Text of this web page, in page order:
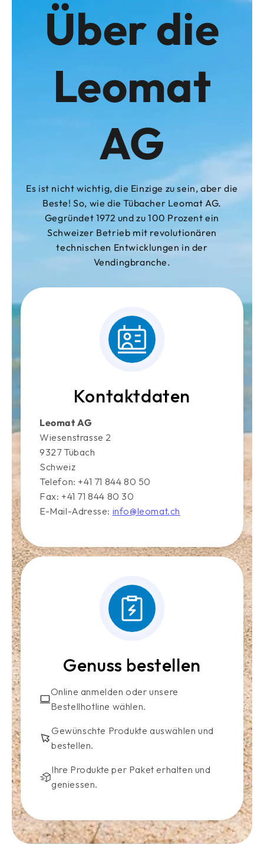
Über die
Leomat
AG
Es ist nicht wichtig, die Einzige zu sein, aber die
Beste! So, wie die Tübacher Leomat AG.
Gegründet 1972 und zu 100 Prozent ein
Schweizer Betrieb mit revolutionären
technischen Entwicklungen in der
Vendingbranche.
Kontaktdaten
Leomat AG
Wiesenstrasse 2
9327 Tübach
Schweiz
Telefon: +41 71 844 80 50
Fax: +41 71 844 80 30
E-Mail-Adresse: info@leomat.ch
Genuss bestellen
Online anmelden oder unsere
Bestellhotline wählen.
Gewünschte Produkte auswählen und
bestellen.
Ihre Produkte per Paket erhalten und
geniessen.